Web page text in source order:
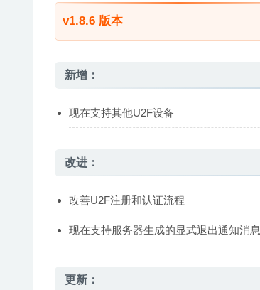
v1.8.6 版本
新增：
现在支持其他U2F设备
改进：
改善U2F注册和认证流程
现在支持服务器生成的显式退出通知消息
更新：